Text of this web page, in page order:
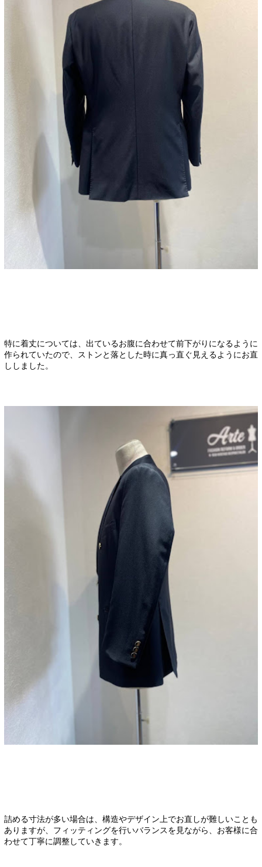
特に着丈については、出ているお腹に合わせて前下がりになるように
作られていたので、ストンと落とした時に真っ直ぐ見えるようにお直
ししました。
詰める寸法が多い場合は、構造やデザイン上でお直しが難しいことも
ありますが、フィッティングを行いバランスを見ながら、お客様に合
わせて丁寧に調整していきます。